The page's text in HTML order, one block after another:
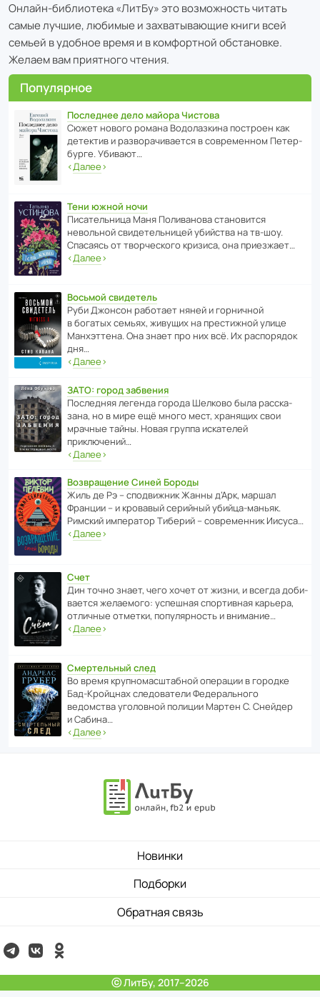
Онлайн-библиотека «ЛитБу» это возможность читать
самые лучшие, любимые и захватывающие книги всей
семьей в удобное время и в комфортной обстановке.
Желаем вам приятного чтения.
Популярное
Последнее дело майора Чистова
Сюжет нового романа Водо­ла­з­кина пост­роен как
дете­ктив и разво­ра­чи­ва­ется в совре­менном Пете­р­
бурге. Убивают…
‹Далее›
Тени южной ночи
Писа­тель­ница Маня Поли­ва­нова стано­вится
невольной свиде­тель­ницей убийства на тв-шоу.
Спасаясь от твор­че­с­кого кризиса, она приезжает…
‹Далее›
Восьмой свидетель
Руби Джонсон рабо­тает няней и горни­чной
в богатых семьях, живущих на прес­ти­жной улице
Манх­эт­тена. Она знает про них всё. Их распо­рядок
дня…
‹Далее›
ЗАТО: город забвения
После­дняя легенда города Шелково была расска­
зана, но в мире ещё много мест, хранящих свои
мрачные тайны. Новая группа иска­телей
приключений…
‹Далее›
Возвращение Синей Бороды
Жиль де Рэ – спод­ви­жник Жанны д’Арк, маршал
Франции – и кровавый серийный убийца-маньяк.
Римский импе­ратор Тиберий – совре­менник Иисуса…
‹Далее›
Счет
Дин точно знает, чего хочет от жизни, и всегда доби­
ва­ется жела­е­мого: успе­шная спор­ти­вная карьера,
отли­чные отметки, попу­ля­р­ность и внимание…
‹Далее›
Смертельный след
Во время круп­но­мас­ш­та­бной операции в городке
Бад‑Крой­цнах следо­ва­тели Феде­раль­ного
ведомства уголо­вной полиции Мартен С. Снейдер
и Сабина…
‹Далее›
Новинки
Подборки
Обратная связь
ⓒ ЛитБу, 2017–2026